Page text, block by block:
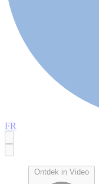
FR
Ontdek in Video